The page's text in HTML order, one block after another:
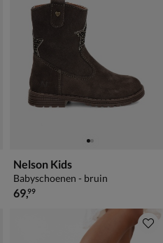
Nelson Kids
Babyschoenen - bruin
€ 69,99
69,99